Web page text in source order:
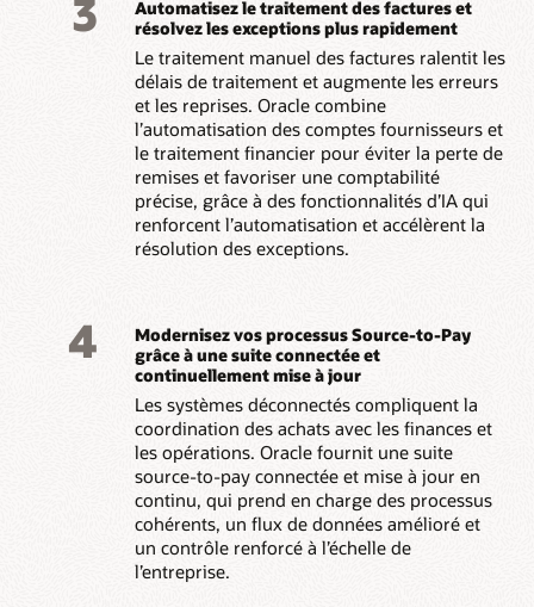
3
Automatisez le traitement des factures et
résolvez les exceptions plus rapidement
Le traitement manuel des factures ralentit les
délais de traitement et augmente les erreurs
et les reprises. Oracle combine
l’automatisation des comptes fournisseurs et
le traitement financier pour éviter la perte de
remises et favoriser une comptabilité
précise, grâce à des fonctionnalités d’IA qui
renforcent l’automatisation et accélèrent la
résolution des exceptions.
4
Modernisez vos processus Source-to-Pay
grâce à une suite connectée et
continuellement mise à jour
Les systèmes déconnectés compliquent la
coordination des achats avec les finances et
les opérations. Oracle fournit une suite
source-to-pay connectée et mise à jour en
continu, qui prend en charge des processus
cohérents, un flux de données amélioré et
un contrôle renforcé à l’échelle de
l’entreprise.